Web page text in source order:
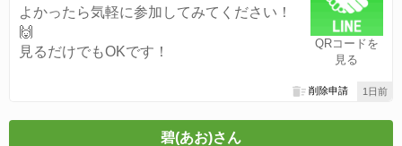
QRコードを
見る
よかったら気軽に参加してみてください！
🙌
見るだけでもOKです！
1日前
削除申請
碧(あお)さん